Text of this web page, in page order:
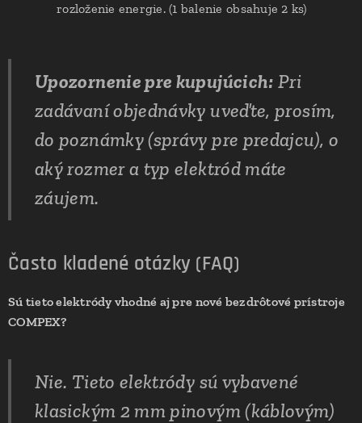
rozloženie energie. (1 balenie obsahuje 2 ks)
Upozornenie pre kupujúcich: Pri
zadávaní objednávky uveďte, prosím,
do poznámky (správy pre predajcu), o
aký rozmer a typ elektród máte
záujem.
Často kladené otázky (FAQ)
Sú tieto elektródy vhodné aj pre nové bezdrôtové prístroje
COMPEX?
Nie. Tieto elektródy sú vybavené
klasickým 2 mm pinovým (káblovým)